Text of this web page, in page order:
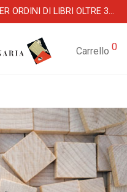
SPEDIZIONI GRATUITE IN ITALIA PER ORDINI DI LIBRI OLTRE 39 €
Carrello 0